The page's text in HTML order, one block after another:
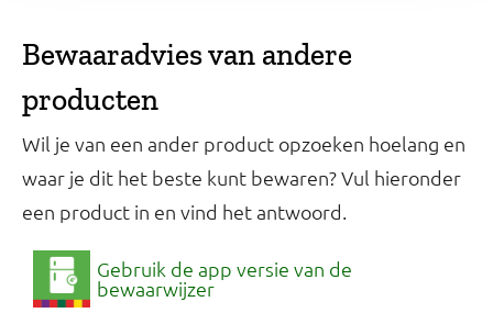
Bewaaradvies van andere
producten
Wil je van een ander product opzoeken hoelang en
waar je dit het beste kunt bewaren? Vul hieronder
een product in en vind het antwoord.
Gebruik de app versie van de
bewaarwijzer